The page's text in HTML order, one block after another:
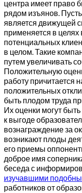
центра имеет право
рядом изъянов.
является движущей
применяется в
потенциальных
в целом. Такие
путем увеличивать
Положительную
работу причитается
положительных
быть плодом труда
Их оценки могут
к выгоде
вознаграждение за
возникают плоды
его приемы
доброе имя
беседа с
изучавшими
работников от